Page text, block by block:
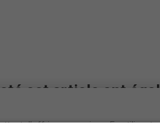
cet article ont
d'offrir nos services. En utilisant